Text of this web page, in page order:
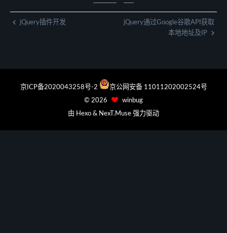
jQuery插件开发
jQuery通过Google谷歌API获取
本地地址及IP
京ICP备2020043258号-2
京公网安备 11011202002524号
© 2026
winbug
由 Hexo & NexT.Muse 强力驱动